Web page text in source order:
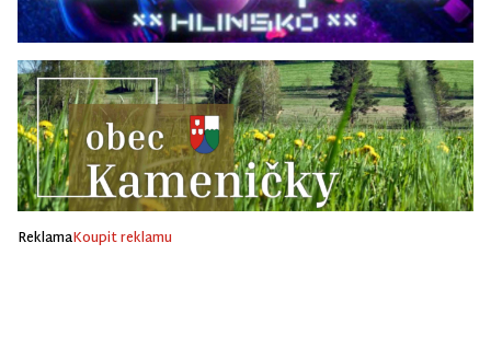
ReklamaKoupit reklamu